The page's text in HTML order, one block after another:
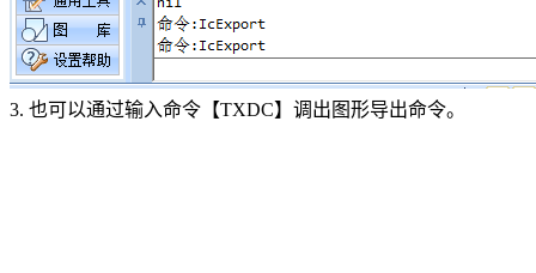
3. 也可以通过输入命令【TXDC】调出图形导出命令。